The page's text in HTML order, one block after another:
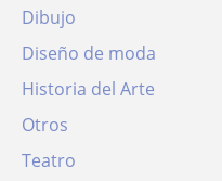
Dibujo
Diseño de moda
Historia del Arte
Otros
Teatro